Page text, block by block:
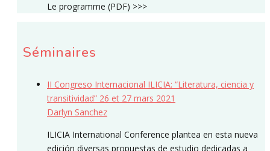
Le programme (PDF) >>>
Séminaires
II Congreso Internacional ILICIA: “Literatura, ciencia y
transitividad” 26 et 27 mars 2021
Darlyn Sanchez
ILICIA International Conference plantea en esta nueva
edición diversas propuestas de estudio dedicadas a